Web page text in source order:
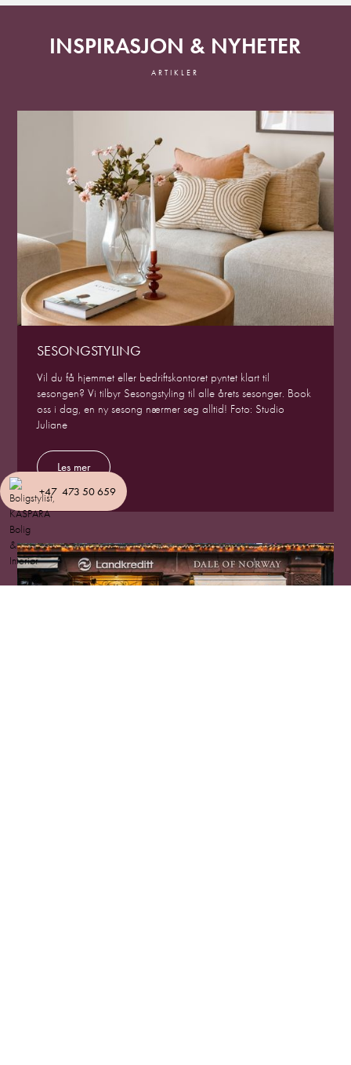
+47 473 50 659
INSPIRASJON & NYHETER
ARTIKLER
SESONGSTYLING
Vil du få hjemmet eller bedriftskontoret pyntet klart til
sesongen? Vi tilbyr Sesongstyling til alle årets sesonger. Book
oss i dag, en ny sesong nærmer seg alltid! Foto: Studio
Juliane
Les mer